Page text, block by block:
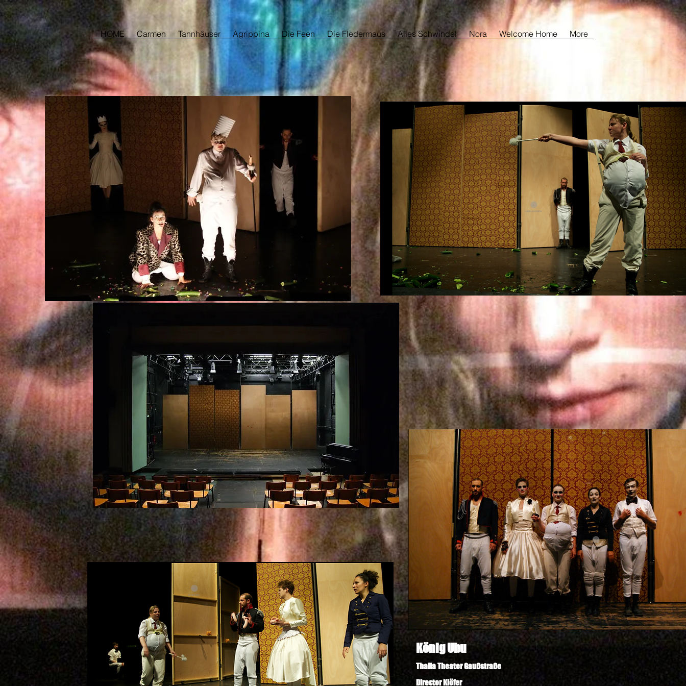
HOME Carmen Tannhäuser Agrippina Die Feen Die Fledermaus Alles Schwindel Nora Welcome Home More
König Ubu
Thalia Theater Gaußstraße
DirectorKlöfer